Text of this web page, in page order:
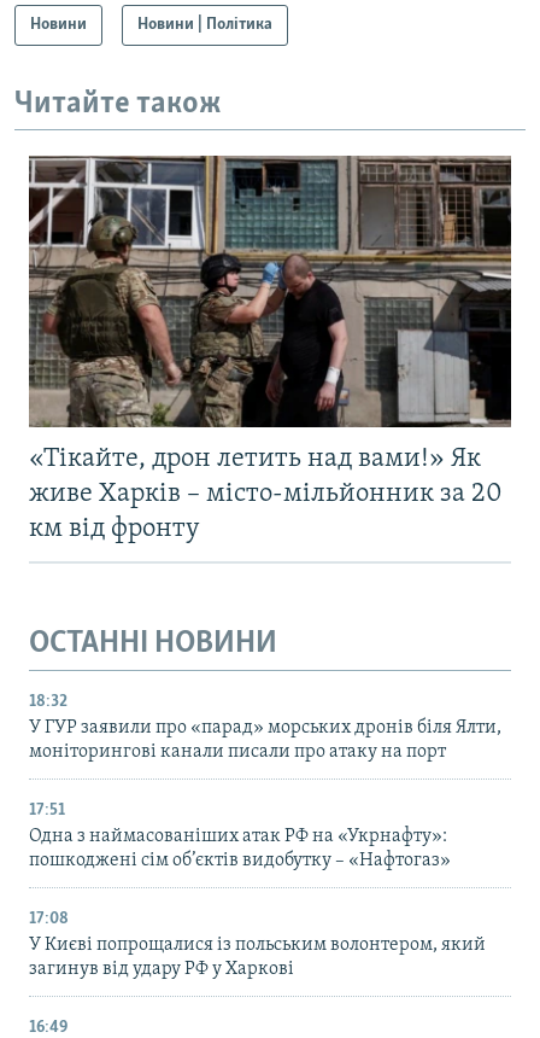
Новини Новини | Політика
Читайте також
«Тікайте, дрон летить над вами!» Як
живе Харків – місто-мільйонник за 20
км від фронту
ОСТАННІ НОВИНИ
18:32
У ГУР заявили про «парад» морських дронів біля Ялти,
моніторингові канали писали про атаку на порт
17:51
Одна з наймасованіших атак РФ на «Укрнафту»:
пошкоджені сім об’єктів видобутку – «Нафтогаз»
17:08
У Києві попрощалися із польським волонтером, який
загинув від удару РФ у Харкові
16:49